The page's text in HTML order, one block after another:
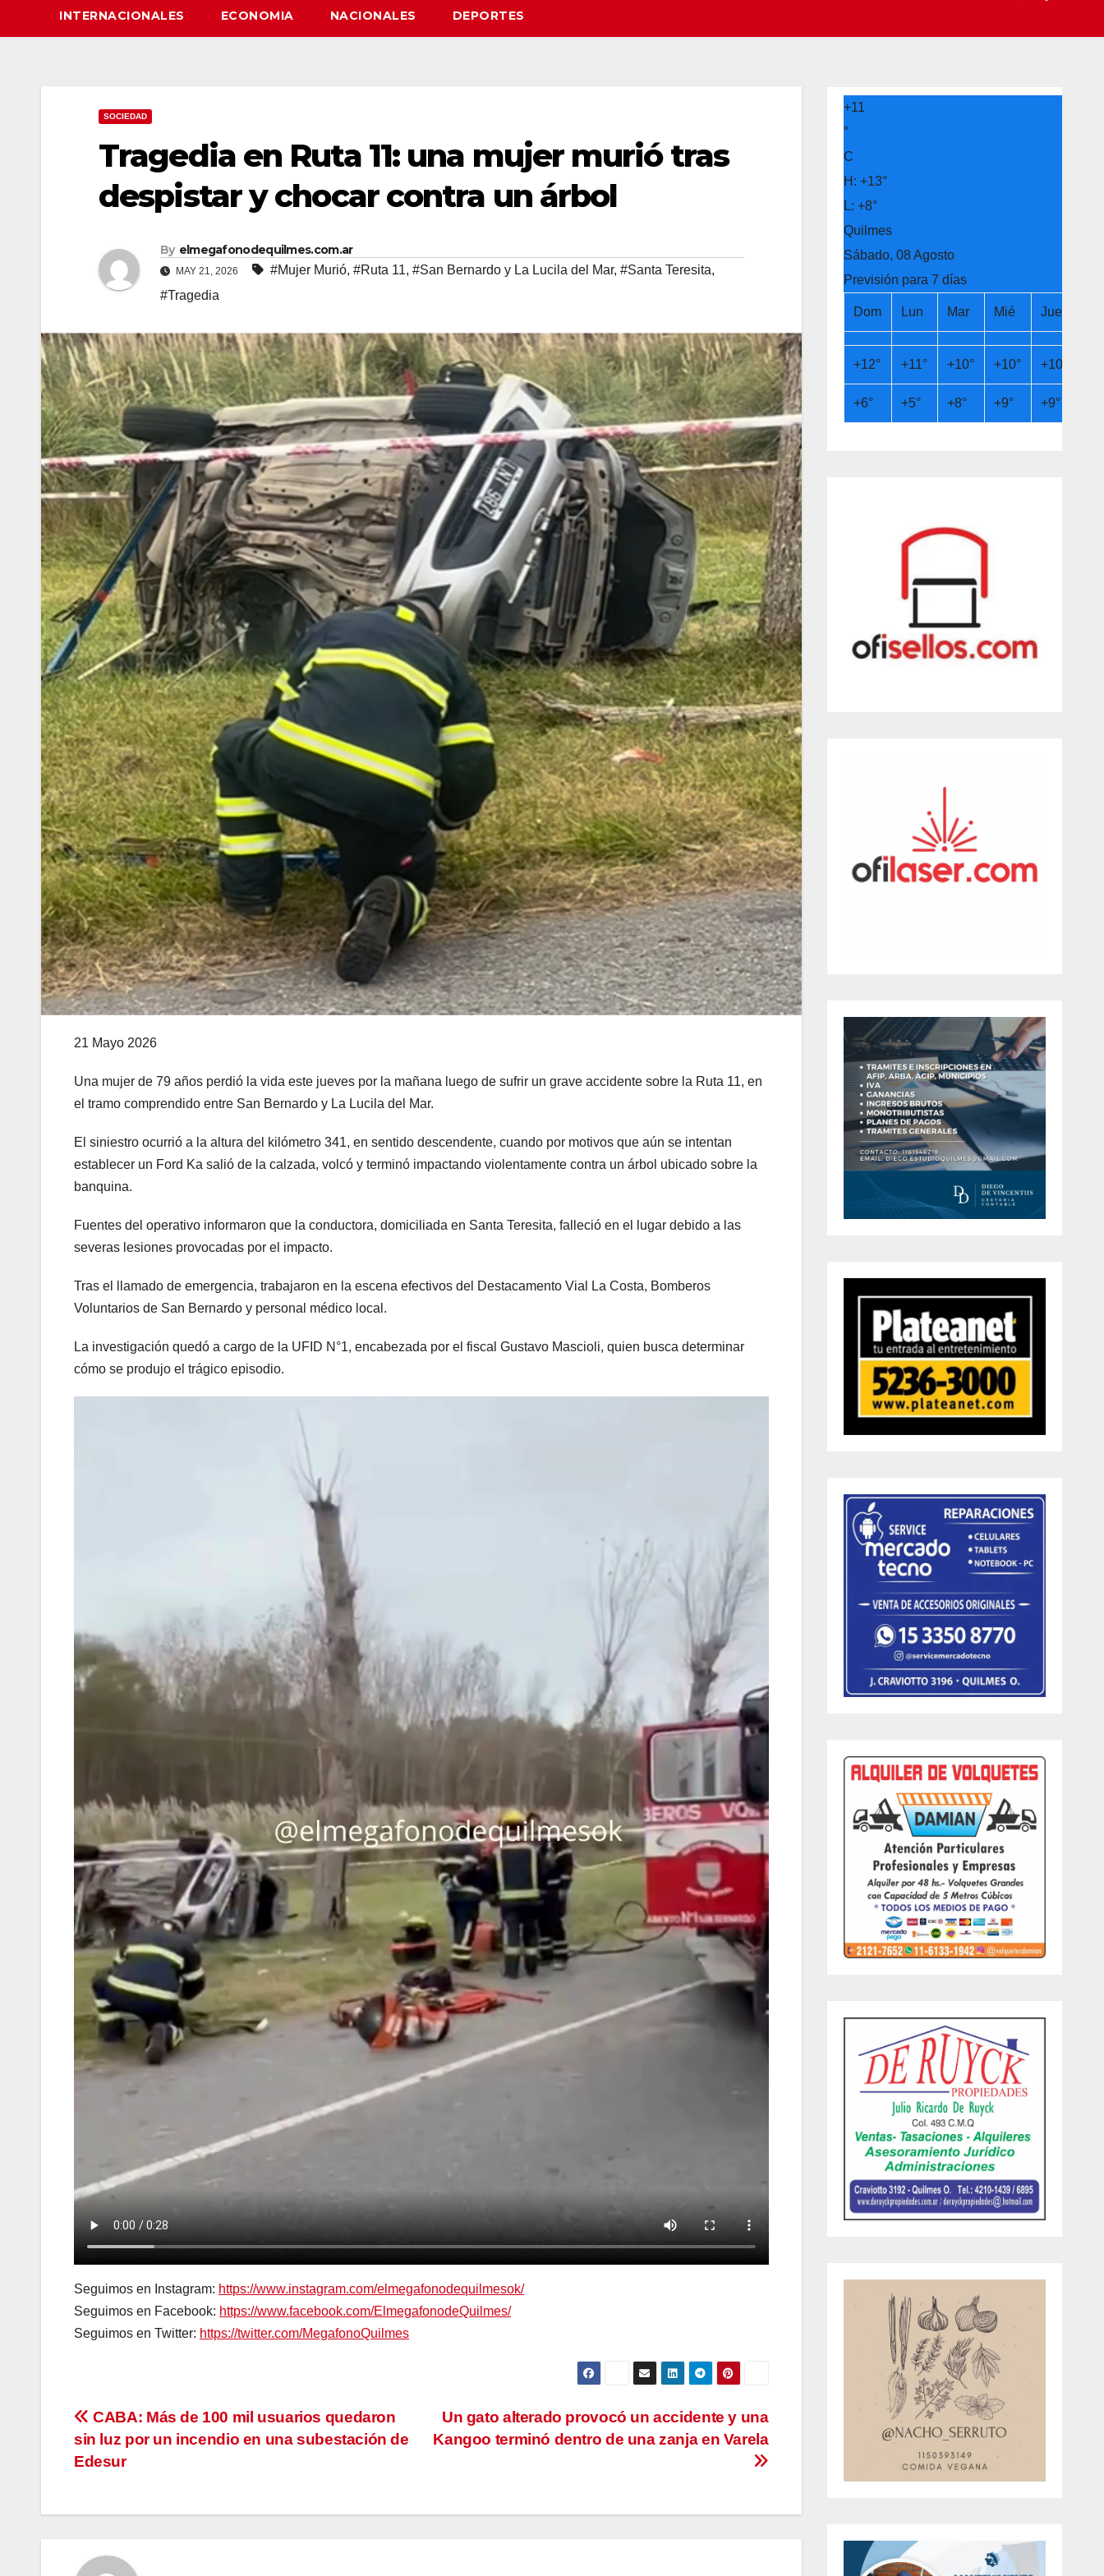
INTERNACIONALES ECONOMIA NACIONALES DEPORTES
SOCIEDAD
Tragedia en Ruta 11: una mujer murió tras
despistar y chocar contra un árbol
By elmegafonodequilmes.com.ar
MAY 21, 2026 #Mujer Murió, #Ruta 11, #San Bernardo y La Lucila del Mar, #Santa Teresita,
#Tragedia
21 Mayo 2026
Una mujer de 79 años perdió la vida este jueves por la mañana luego de sufrir un grave accidente sobre la Ruta 11, en
el tramo comprendido entre San Bernardo y La Lucila del Mar.
El siniestro ocurrió a la altura del kilómetro 341, en sentido descendente, cuando por motivos que aún se intentan
establecer un Ford Ka salió de la calzada, volcó y terminó impactando violentamente contra un árbol ubicado sobre la
banquina.
Fuentes del operativo informaron que la conductora, domiciliada en Santa Teresita, falleció en el lugar debido a las
severas lesiones provocadas por el impacto.
Tras el llamado de emergencia, trabajaron en la escena efectivos del Destacamento Vial La Costa, Bomberos
Voluntarios de San Bernardo y personal médico local.
La investigación quedó a cargo de la UFID N°1, encabezada por el fiscal Gustavo Mascioli, quien busca determinar
cómo se produjo el trágico episodio.
Seguimos en Instagram: https://www.instagram.com/elmegafonodequilmesok/
Seguimos en Facebook: https://www.facebook.com/ElmegafonodeQuilmes/
Seguimos en Twitter: https://twitter.com/MegafonoQuilmes
Navegación
de
Un gato alterado provocó un accidente y una
Kangoo terminó dentro de una zanja en Varela
CABA: Más de 100 mil usuarios quedaron
sin luz por un incendio en una subestación de
Edesur
+11
°
C
H: +13°
L: +8°
Quilmes
Sábado, 08 Agosto
Previsión para 7 días
Dom Lun Mar Mié Jue
+12° +11° +10° +10° +10°
+6° +5° +8° +9° +9°